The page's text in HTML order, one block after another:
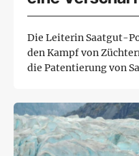
Patentrechts“
Die Leiterin Saatgut-
den Kampf von
die Patentierung von